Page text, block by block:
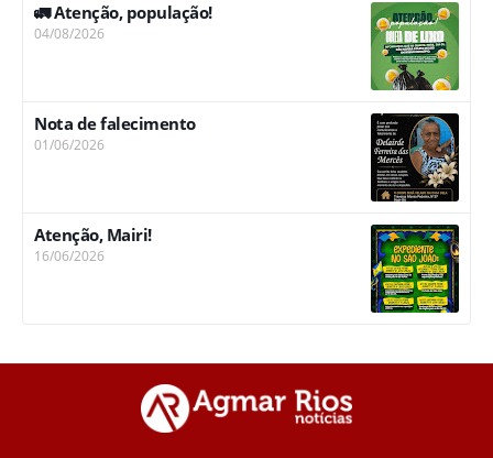
🚛 Atenção, população!
04/08/2026
Nota de falecimento
01/06/2026
Atenção, Mairi!
16/06/2026